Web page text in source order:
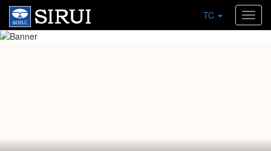
TC
50mm/F1.8 1.33X變形鏡頭